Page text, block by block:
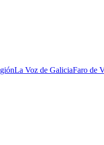
La Voz de GaliciaFaro de